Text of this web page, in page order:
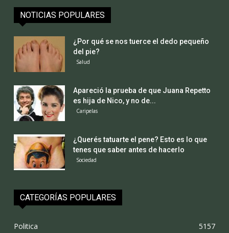
NOTICIAS POPULARES
¿Por qué se nos tuerce el dedo pequeño
del pie?
Salud
Apareció la prueba de que Juana Repetto
es hija de Nico, y no de...
Caripelas
¿Querés tatuarte el pene? Esto es lo que
tenes que saber antes de hacerlo
Sociedad
CATEGORÍAS POPULARES
Politica
5157